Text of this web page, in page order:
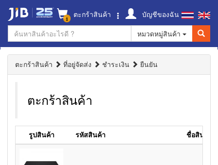
1 ตะกร้าสินค้า
บัญชีของฉัน
หมวดหมู่สินค้า
ตะกร้าสินค้า ที่อยู่จัดส่ง ชำระเงิน ยืนยัน
ตะกร้าสินค้า
รูปสินค้า รหัสสินค้า ชื่อสินค้า